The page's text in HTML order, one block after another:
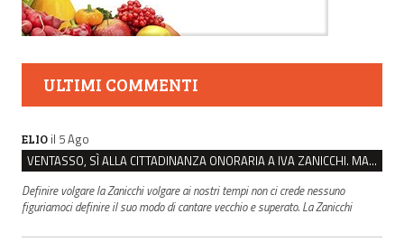
ULTIMI COMMENTI
ELIO il 5 Ago
VENTASSO, SÌ ALLA CITTADINANZA ONORARIA A IVA ZANICCHI. MA BARGIACCHI: “È DI PESSIMO GUSTO”
Definire volgare la Zanicchi volgare ai nostri tempi non ci crede nessuno
figuriamoci definire il suo modo di cantare vecchio e superato. La Zanicchi